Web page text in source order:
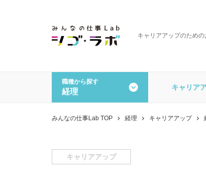
キャリアアップのための
職種から探す
経理
一般事務・営業事務
キャリア
みんなの仕事Lab TOP 経理 キャリアアップ
キャリアアップ